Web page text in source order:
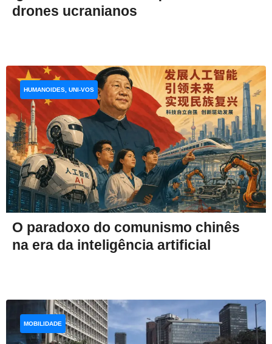
drones ucranianos
O paradoxo do comunismo chinês
na era da inteligência artificial
HUMANOIDES, UNI-VOS
MOBILIDADE